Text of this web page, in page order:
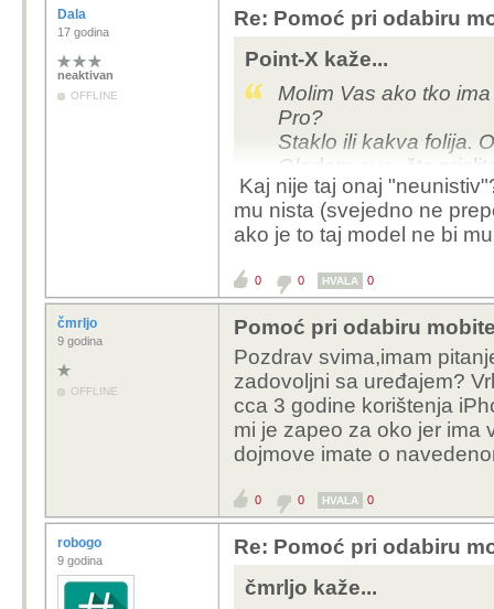
Dala
17 godina
neaktivan
OFFLINE
Re: Pomoć pri odabiru
Point-X kaže...
Molim Vas ako tko
Pro?
Staklo ili kakva folija.
Gledam
, što
Kaj nije taj onaj
mu nista (svejedno ne
ako je to taj model ne bi
0 0 HVALA 0
čmrljo
9 godina
OFFLINE
Pomoć pri odabiru
Pozdrav svima,imam
zadovoljni sa uređajem?
cca 3 godine korištenja
mi je zapeo za oko jer ima
dojmove imate o
0 0 HVALA 0
robogo
9 godina
Re: Pomoć pri odabiru
čmrljo kaže...